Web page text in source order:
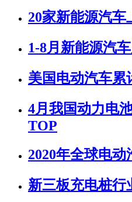
20家新能源汽车
1-8月新能源汽
美国电动汽车累
4月我国动力电
TOP
2020年全球电
新三板充电桩行